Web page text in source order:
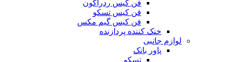
فن کیس ردراگون
فن کیس تسکو
فن کیس گیم مکس
خنک کننده پردازنده
لوازم جانبی
پاور بانک
تسکو